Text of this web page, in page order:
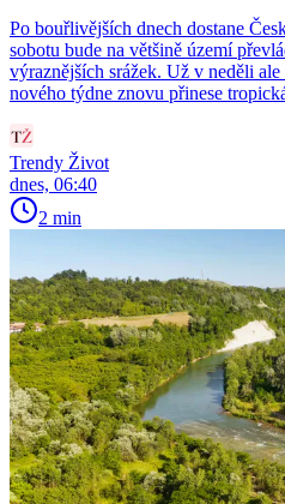
Po bouřlivějších dnech dostane
sobotu bude na většině území
výraznějších srážek. Už v neděli
nového týdne znovu přinese
Trendy Život
dnes, 06:40
2 min